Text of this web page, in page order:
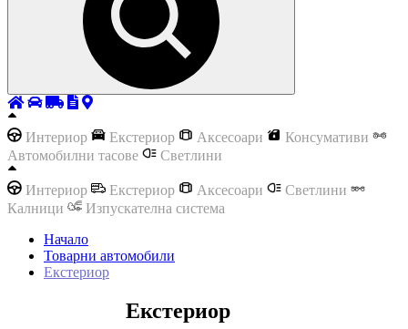
Интериор Екстериор Аксесоари
Консумативи
Автомобилни тасове
Светлини
Интериор Екстериор Аксесоари
Светлини
Калници
Изпускателна система
Начало
Товарни автомобили
Екстериор
Екстериор